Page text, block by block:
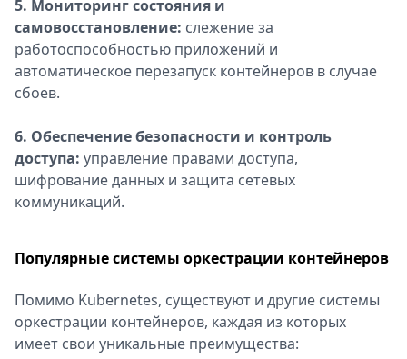
5. Мониторинг состояния и
самовосстановление: слежение за
работоспособностью приложений и
автоматическое перезапуск контейнеров в случае
сбоев.
6. Обеспечение безопасности и контроль
доступа: управление правами доступа,
шифрование данных и защита сетевых
коммуникаций.
Популярные системы оркестрации контейнеров
Помимо Kubernetes, существуют и другие системы
оркестрации контейнеров, каждая из которых
имеет свои уникальные преимущества: